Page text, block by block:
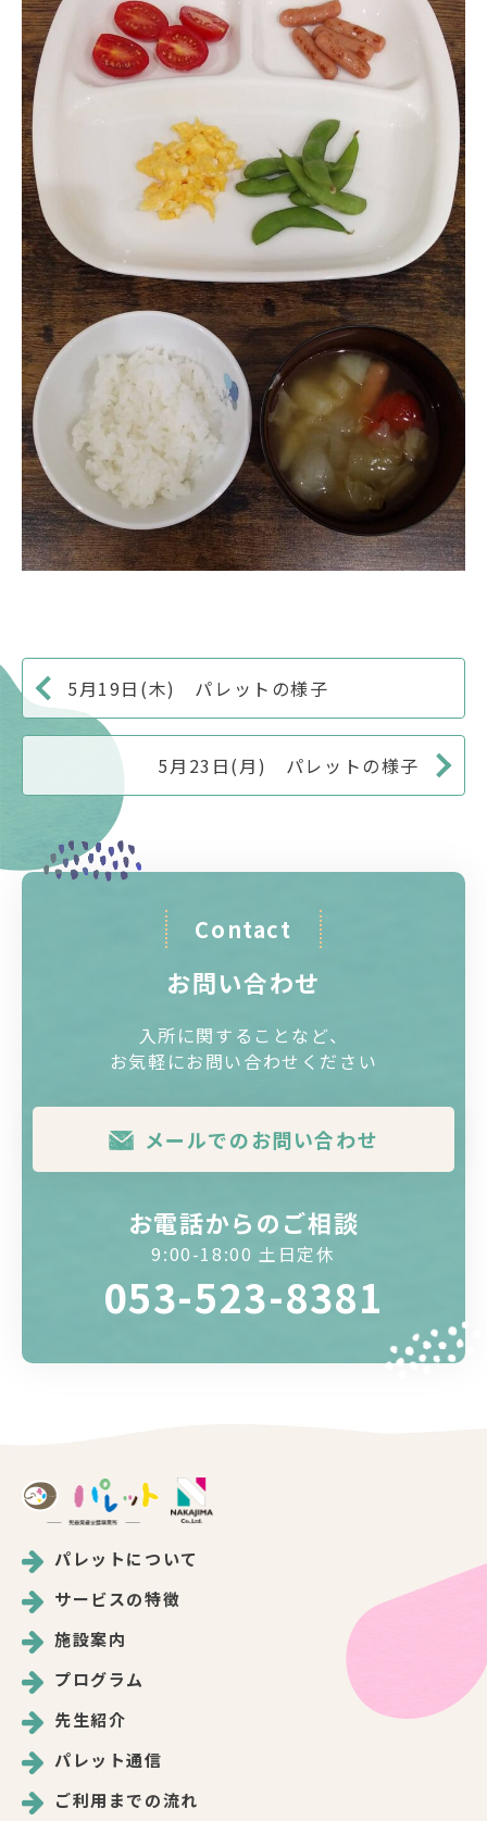
5月19日(木) パレットの様子
5月23日(月) パレットの様子
Contact
お問い合わせ
入所に関することなど、
お気軽にお問い合わせください
メールでのお問い合わせ
お電話からのご相談
9:00-18:00 土日定休
053-523-8381
パレットについて
サービスの特徴
施設案内
プログラム
先生紹介
パレット通信
ご利用までの流れ